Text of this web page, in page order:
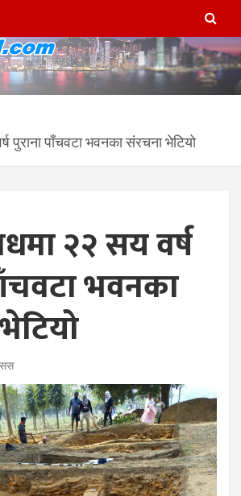
– हङकङबाट
नेपाली अनलाईन
hk nepal, hk nepal com
पुराना पाँचवटा भवनका संरचना भेटियो
२२ सय वर्ष
भवनका